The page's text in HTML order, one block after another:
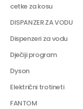
cetke za kosu
DISPANZER ZA VODU
Dispenzeri za vodu
Dječiji program
Dyson
Električni trotineti
FANTOM